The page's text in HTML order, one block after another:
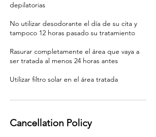
depilatorias
No utilizar desodorante el día de su cita y
tampoco 12 horas pasado su tratamiento
Rasurar completamente el área que vaya a
ser tratada al menos 24 horas antes
Utilizar filtro solar en el área tratada
Cancellation Policy